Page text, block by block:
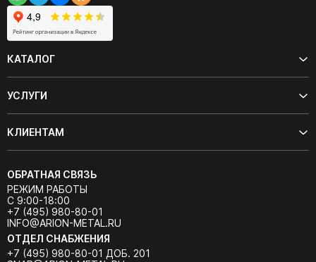
КАТАЛОГ
УСЛУГИ
КЛИЕНТАМ
ОБРАТНАЯ СВЯЗЬ
РЕЖИМ РАБОТЫ
С 9:00-18:00
+7 (495) 980-80-01
INFO@ARION-METAL.RU
ОТДЕЛ СНАБЖЕНИЯ
+7 (495) 980-80-01 ДОБ. 201